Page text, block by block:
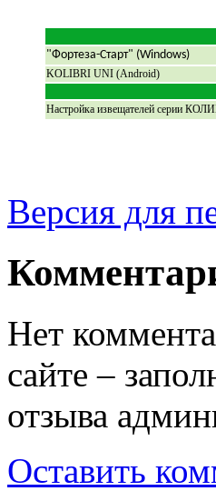
"Фортеза-Старт" (Windows)
KOLIBRI UNI (Android)
Настройка извещателей серии
Версия для
Нет
сайте –
отзыва
Оставить